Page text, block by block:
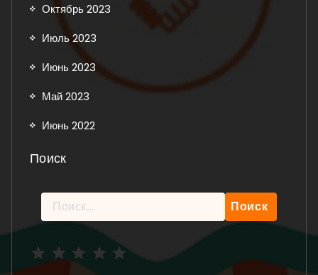
Октябрь 2023
Июль 2023
Июнь 2023
Май 2023
Июнь 2022
Поиск
Найти: